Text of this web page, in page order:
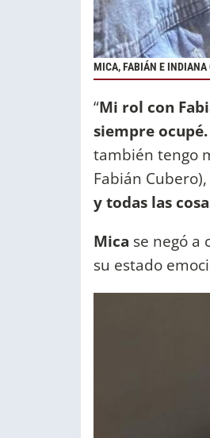
MICA, FABIÁN E INDIANA
“Mi rol con
siempre ocupé.
también tengo
Fabián Cubero),
y todas las
Mica se negó a
su estado